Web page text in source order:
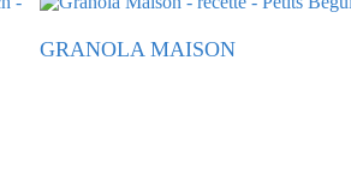
GRANOLA MAISON